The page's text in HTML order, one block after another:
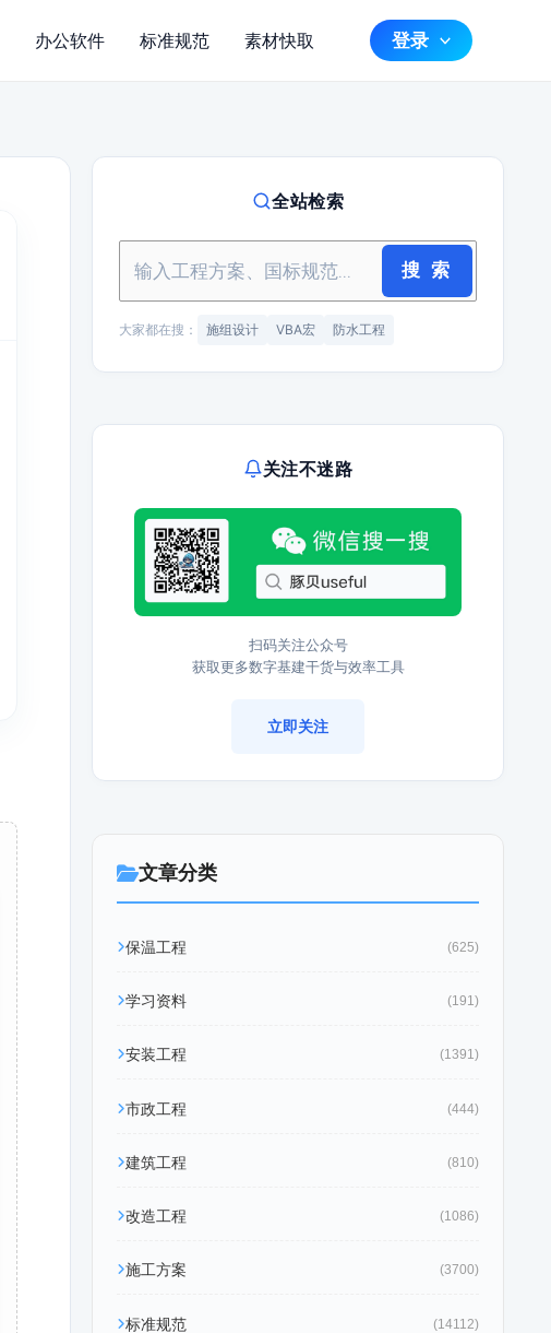
办公软件 标准规范 素材快取 登录
全站检索
搜 索
大家都在搜： 施组设计 VBA宏 防水工程
关注不迷路
扫码关注公众号
获取更多数字基建干货与效率工具
立即关注
文章分类
保温工程 (625)
学习资料 (191)
安装工程 (1391)
市政工程 (444)
建筑工程 (810)
改造工程 (1086)
施工方案 (3700)
标准规范 (14112)